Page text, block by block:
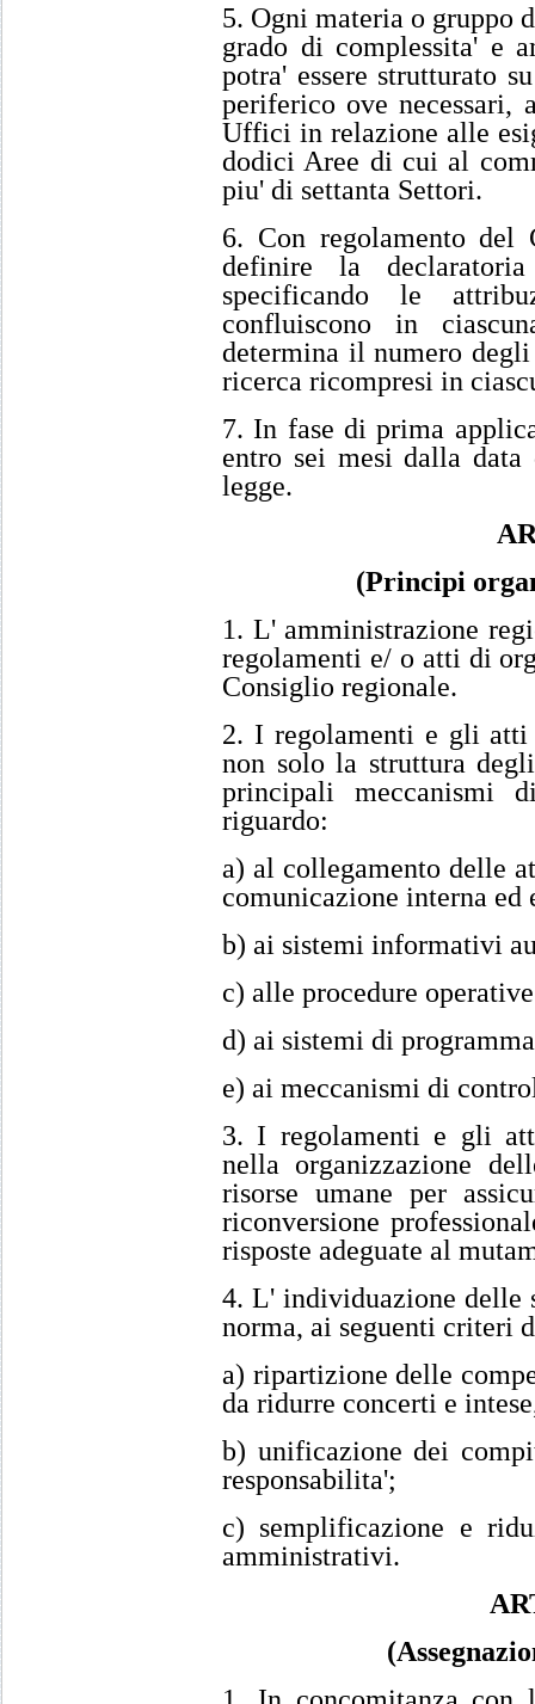
5. Ogni materia o gruppo
grado di complessita' e
potra' essere strutturato
periferico ove
Uffici in relazione alle
dodici Aree di cui al
piu' di settanta Settori.
6. Con regolamento del
definire la
specificando le
confluiscono in
determina il numero
ricerca ricompresi in
7. In fase di prima
entro sei mesi dalla
legge.
(Principi
1. L' amministrazione
regolamenti e/ o atti di
Consiglio regionale.
2. I regolamenti e gli atti
non solo la struttura
principali meccanismi
riguardo:
a) al collegamento delle
comunicazione interna ed
b) ai sistemi informativi
c) alle procedure
d) ai sistemi di
e) ai meccanismi di
3. I regolamenti e gli
nella organizzazione
risorse umane per
riconversione
risposte adeguate al
4. L' individuazione delle
norma, ai seguenti criteri
a) ripartizione delle
da ridurre concerti e
b) unificazione dei
responsabilita';
c) semplificazione e
amministrativi.